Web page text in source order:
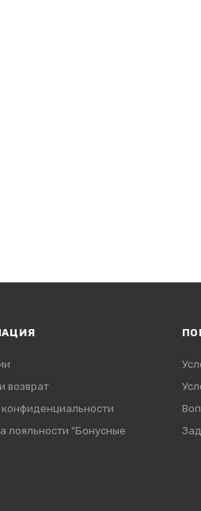
возврат
лояльности "Бонусные